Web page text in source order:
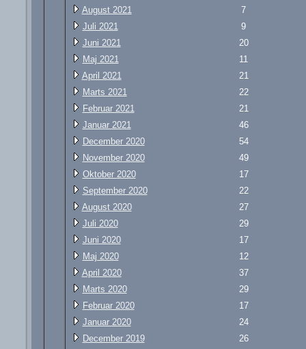
August 2021
7
Juli 2021
9
Juni 2021
20
Maj 2021
11
April 2021
21
Marts 2021
22
Februar 2021
21
Januar 2021
46
December 2020
54
November 2020
49
Oktober 2020
17
September 2020
22
August 2020
27
Juli 2020
29
Juni 2020
17
Maj 2020
12
April 2020
37
Marts 2020
29
Februar 2020
17
Januar 2020
24
December 2019
26